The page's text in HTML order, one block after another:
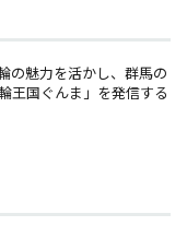
の魅力を活かし、群馬の
王国ぐんま」を発信する